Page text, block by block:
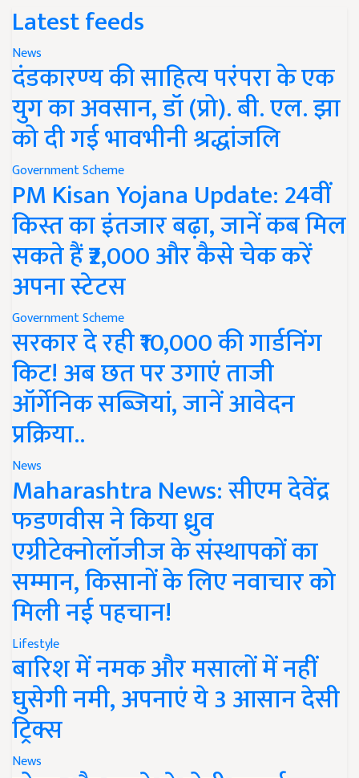
Latest feeds
News
दंडकारण्य की साहित्य परंपरा के एक
युग का अवसान, डॉ (प्रो). बी. एल. झा
को दी गई भावभीनी श्रद्धांजलि
Government Scheme
PM Kisan Yojana Update: 24वीं
किस्त का इंतजार बढ़ा, जानें कब मिल
सकते हैं ₹2,000 और कैसे चेक करें
अपना स्टेटस
Government Scheme
सरकार दे रही ₹10,000 की गार्डनिंग
किट! अब छत पर उगाएं ताजी
ऑर्गेनिक सब्जियां, जानें आवेदन
प्रक्रिया..
News
Maharashtra News: सीएम देवेंद्र
फडणवीस ने किया ध्रुव
एग्रीटेक्नोलॉजीज के संस्थापकों का
सम्मान, किसानों के लिए नवाचार को
मिली नई पहचान!
Lifestyle
बारिश में नमक और मसालों में नहीं
घुसेगी नमी, अपनाएं ये 3 आसान देसी
ट्रिक्स
News